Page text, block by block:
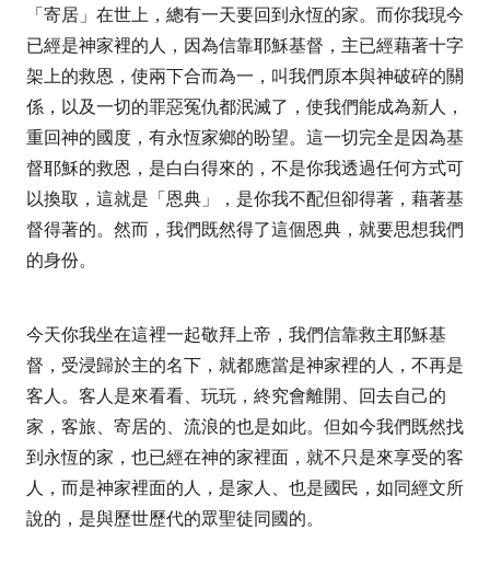
「寄居」在世上，總有一天要回到永恆的家。而你我現今
已經是神家裡的人，因為信靠耶穌基督，主已經藉著十字
架上的救恩，使兩下合而為一，叫我們原本與神破碎的關
係，以及一切的罪惡冤仇都泯滅了，使我們能成為新人，
重回神的國度，有永恆家鄉的盼望。這一切完全是因為基
督耶穌的救恩，是白白得來的，不是你我透過任何方式可
以換取，這就是「恩典」，是你我不配但卻得著，藉著基
督得著的。然而，我們既然得了這個恩典，就要思想我們
的身份。
今天你我坐在這裡一起敬拜上帝，我們信靠救主耶穌基
督，受浸歸於主的名下，就都應當是神家裡的人，不再是
客人。客人是來看看、玩玩，終究會離開、回去自己的
家，客旅、寄居的、流浪的也是如此。但如今我們既然找
到永恆的家，也已經在神的家裡面，就不只是來享受的客
人，而是神家裡面的人，是家人、也是國民，如同經文所
說的，是與歷世歷代的眾聖徒同國的。